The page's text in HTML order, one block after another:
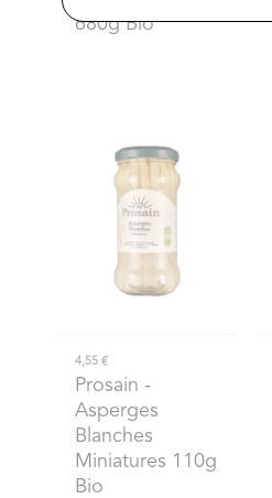
680g Bio
4,55 €
Prosain -
Asperges
Blanches
Miniatures 110g
Bio